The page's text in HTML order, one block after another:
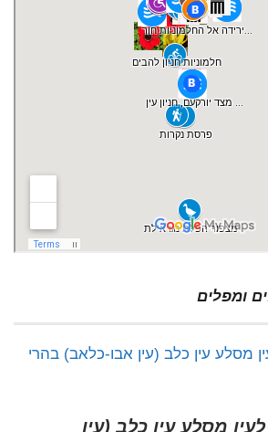
ומפלים
מסלע עין כלב (עין